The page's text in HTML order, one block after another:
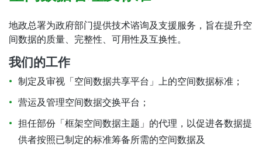
地政总署为政府部门提供技术谘询及支援服务，旨在提升空
间数据的质量、完整性、可用性及互换性。
我们的工作
制定及审视「空间数据共享平台」上的空间数据标准；
营运及管理空间数据交换平台；
担任部份「框架空间数据主题」的代理，以促进各数据提
供者按照已制定的标准筹备所需的空间数据及